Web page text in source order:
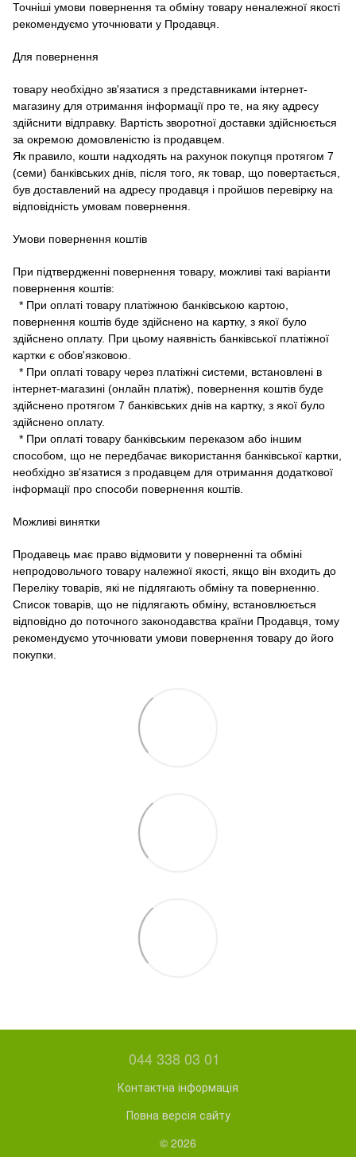
Точніші умови повернення та обміну товару неналежної якості
рекомендуємо уточнювати у Продавця.
Для повернення
товару необхідно зв'язатися з представниками інтернет-
магазину для отримання інформації про те, на яку адресу
здійснити відправку. Вартість зворотної доставки здійснюється
за окремою домовленістю із продавцем.
Як правило, кошти надходять на рахунок покупця протягом 7
(семи) банківських днів, після того, як товар, що повертається,
був доставлений на адресу продавця і пройшов перевірку на
відповідність умовам повернення.
Умови повернення коштів
При підтвердженні повернення товару, можливі такі варіанти
повернення коштів:
* При оплаті товару платіжною банківською картою,
повернення коштів буде здійснено на картку, з якої було
здійснено оплату. При цьому наявність банківської платіжної
картки є обов'язковою.
* При оплаті товару через платіжні системи, встановлені в
інтернет-магазині (онлайн платіж), повернення коштів буде
здійснено протягом 7 банківських днів на картку, з якої було
здійснено оплату.
* При оплаті товару банківським переказом або іншим
способом, що не передбачає використання банківської картки,
необхідно зв'язатися з продавцем для отримання додаткової
інформації про способи повернення коштів.
Можливі винятки
Продавець має право відмовити у поверненні та обміні
непродовольчого товару належної якості, якщо він входить до
Переліку товарів, які не підлягають обміну та поверненню.
Список товарів, що не підлягають обміну, встановлюється
відповідно до поточного законодавства країни Продавця, тому
рекомендуємо уточнювати умови повернення товару до його
покупки.
044 338 03 01
Контактна інформація
Повна версія сайту
© 2026